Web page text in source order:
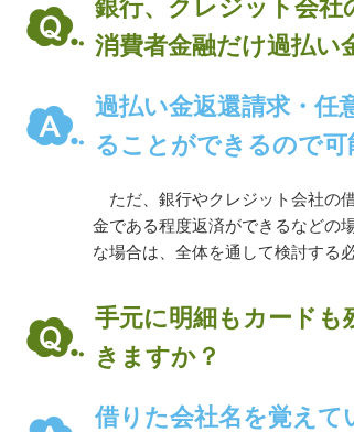
銀行、クレジット会社
消費者金融だけ過払い
過払い金返還請求・任
ることができるので可
ただ、銀行やクレジット会社の
金である程度返済ができるなどの
な場合は、全体を通して検討する
手元に明細もカード
きますか？
借りた会社名を覚えて